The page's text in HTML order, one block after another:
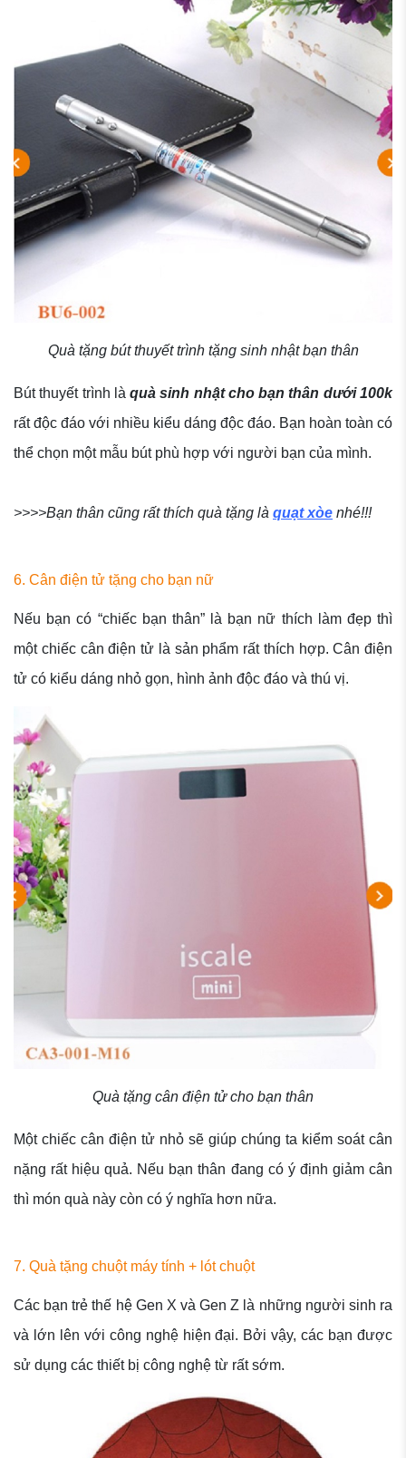
Quà tặng bút thuyết trình tặng sinh nhật bạn thân
Bút thuyết trình làquà sinh nhật cho bạn thân dưới 100k
rất độc đáo với nhiều kiểu dáng độc đáo. Bạn hoàn toàn có
thể chọn một mẫu bút phù hợp với người bạn của mình.
>>>>Bạn thân cũng rất thích quà tặng là quạt xòe nhé!!!
6. Cân điện tử tặng cho bạn nữ
Nếu bạn có “chiếc bạn thân” là bạn nữ thích làm đẹp thì
một chiếc cân điện tử là sản phẩm rất thích hợp. Cân điện
tử có kiểu dáng nhỏ gọn, hình ảnh độc đáo và thú vị.
Quà tặng cân điện tử cho bạn thân
Một chiếc cân điện tử nhỏ sẽ giúp chúng ta kiểm soát cân
nặng rất hiệu quả. Nếu bạn thân đang có ý định giảm cân
thì món quà này còn có ý nghĩa hơn nữa.
7. Quà tặng chuột máy tính + lót chuột
Các bạn trẻ thế hệ Gen X và Gen Z là những người sinh ra
và lớn lên với công nghệ hiện đại. Bởi vậy, các bạn được
sử dụng các thiết bị công nghệ từ rất sớm.